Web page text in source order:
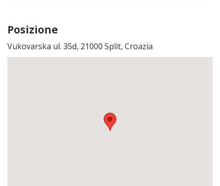
Posizione
Vukovarska ul. 35d, 21000 Split, Croazia